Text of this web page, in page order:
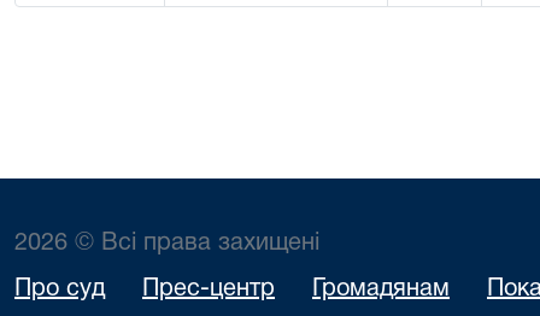
2026 © Всі права захищені
Про суд Прес-центр Громадянам